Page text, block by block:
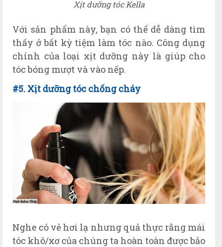
Xịt dưỡng tóc Kella
Với sản phẩm này, bạn có thể dễ dàng tìm
thấy ở bất kỳ tiệm làm tóc nào. Công dụng
chính của loại xịt dưỡng này là giúp cho
tóc bóng mượt và vào nếp.
#5. Xịt dưỡng tóc chống cháy
Nghe có vẻ hơi lạ nhưng quả thực rằng mái
tóc khô/xơ của chúng ta hoàn toàn được bảo